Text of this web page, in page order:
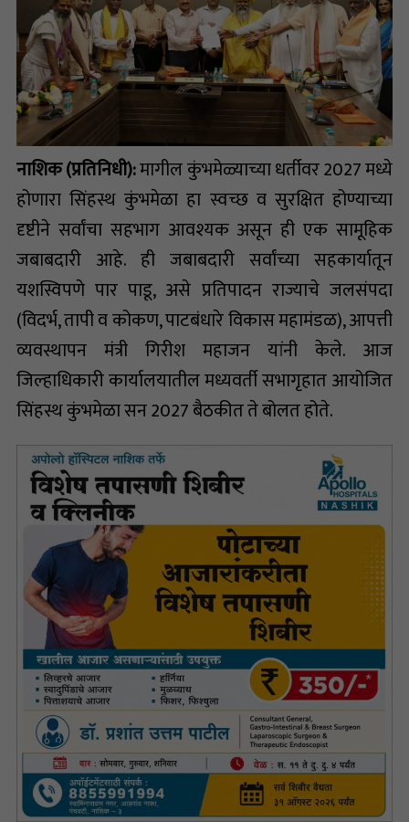
नाशिक (प्रतिनिधी):मागील कुंभमेळ्याच्या धर्तीवर 2027 मध्ये
होणारा सिंहस्थ कुंभमेळा हा स्वच्छ व सुरक्षित होण्याच्या
दृष्टीने सर्वांचा सहभाग आवश्यक असून ही एक सामूहिक
जबाबदारी आहे. ही जबाबदारी सर्वांच्या सहकार्यातून
यशस्विपणे पार पाडू, असे प्रतिपादन राज्याचे जलसंपदा
(विदर्भ, तापी व कोकण, पाटबंधारे विकास महामंडळ), आपत्ती
व्यवस्थापन मंत्री गिरीश महाजन यांनी केले. आज
जिल्हाधिकारी कार्यालयातील मध्यवर्ती सभागृहात आयोजित
सिंहस्थ कुंभमेळा सन 2027 बैठकीत ते बोलत होते.